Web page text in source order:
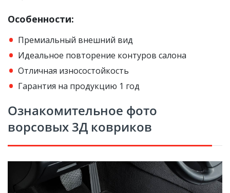
Особенности:
Премиальный внешний вид
Идеальное повторение контуров салона
Отличная износостойкость
Гарантия на продукцию 1 год
Ознакомительное фото
ворсовых 3Д ковриков